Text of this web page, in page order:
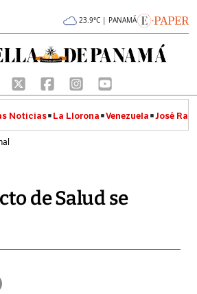
23.9°C | PANAMÁ
Noticias La Llorona Venezuela José
de Salud se